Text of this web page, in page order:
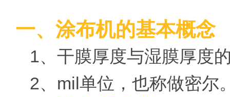
一、涂布机的基本概念
1、干膜厚度与湿膜厚度
2、mil单位，也称做密尔